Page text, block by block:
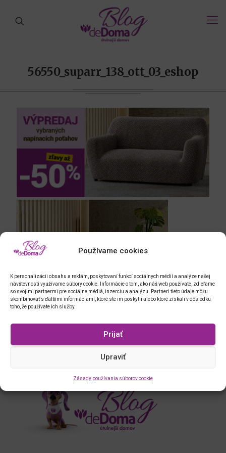
Používame cookies
K personalizácii obsahu a reklám, poskytovaní funkcí sociálnych médií a analýze našej
návštevnosti využívame súbory cookie. Informácie o tom, ako náš web používate, zdieľame
so svojimi partnermi pre sociálne médiá, inzerciu a analýzu. Partneri tieto údaje môžu
skombinovať s ďalšími informáciami, ktoré ste im poskytli alebo ktoré získali v dôsledku
toho, že používate ich služby.
Prijať
Upraviť
Zásady používania súborov cookie
56550_suparr_138_ott_03_eshop